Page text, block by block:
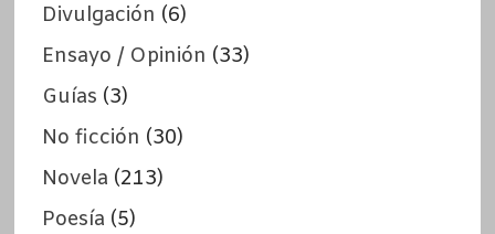
Divulgación (6)
Ensayo / Opinión (33)
Guías (3)
No ficción (30)
Novela (213)
Poesía (5)